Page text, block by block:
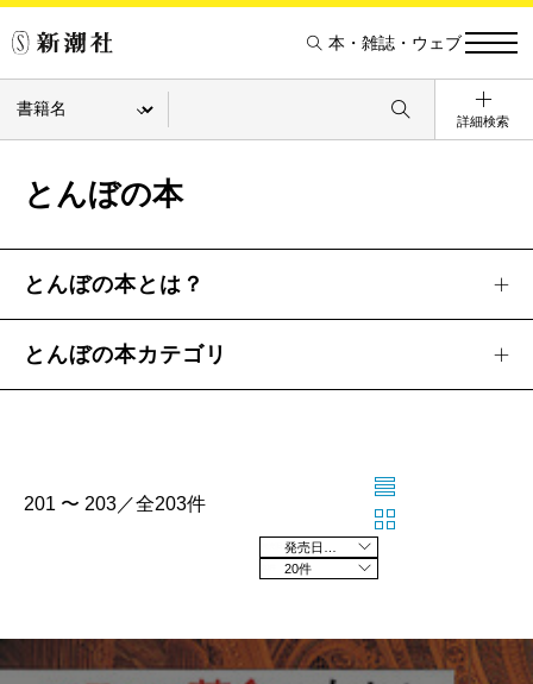
本・雑誌・ウェブ
詳細検索
とんぼの本
とんぼの本とは？
とんぼの本カテゴリ
201 〜 203／全203件
20件